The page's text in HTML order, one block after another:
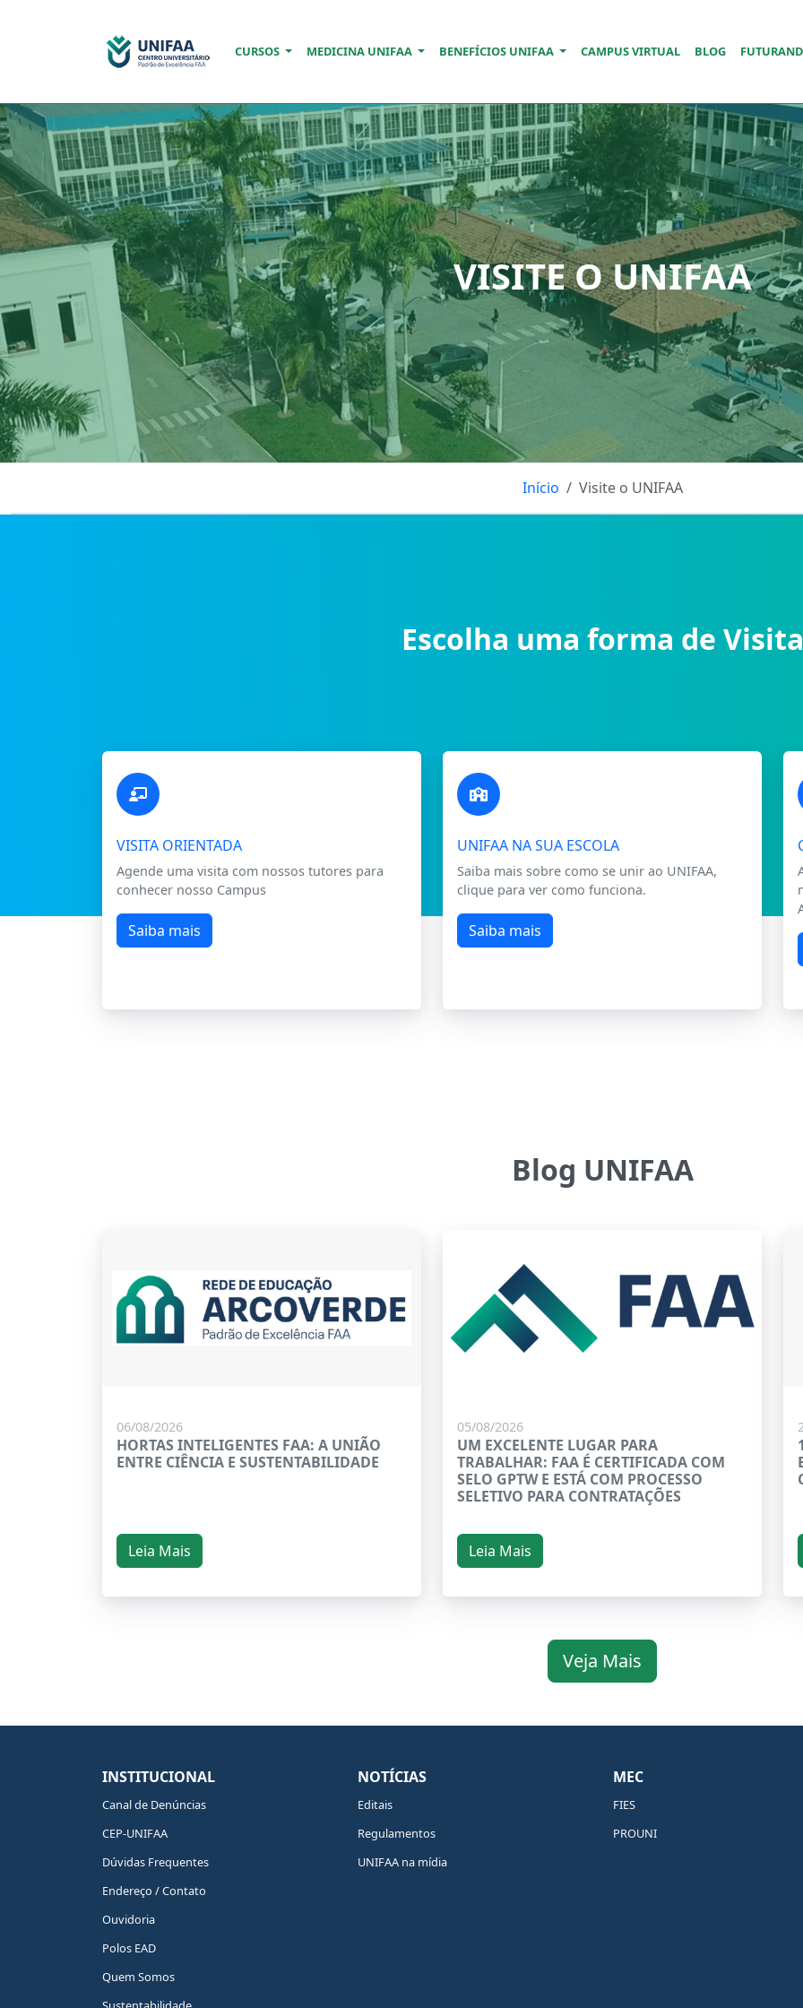
CURSOS MEDICINA UNIFAA BENEFÍCIOS UNIFAA CAMPUS VIRTUAL BLOG
VISITE O UNIFAA
Início Visite o UNIFAA
Escolha uma forma de Visita
VISITA ORIENTADA
Agende uma visita com nossos tutores para
conhecer nosso Campus
Saiba mais
UNIFAA NA SUA ESCOLA
Saiba mais sobre como se unir ao UNIFAA,
clique para ver como funciona.
Saiba mais
Blog UNIFAA
06/08/2026
HORTAS INTELIGENTES FAA: A UNIÃO
ENTRE CIÊNCIA E SUSTENTABILIDADE
Leia Mais
05/08/2026
UM EXCELENTE LUGAR PARA
TRABALHAR: FAA É CERTIFICADA COM
SELO GPTW E ESTÁ COM PROCESSO
SELETIVO PARA CONTRATAÇÕES
Leia Mais
Veja Mais
INSTITUCIONAL
Canal de Denúncias
CEP-UNIFAA
Dúvidas Frequentes
Endereço / Contato
Ouvidoria
Polos EAD
Quem Somos
NOTÍCIAS
Editais
Regulamentos
UNIFAA na mídia
MEC
FIES
PROUNI